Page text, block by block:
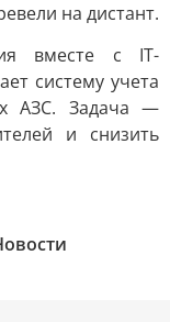
на дистант.
вместе с IT-
систему учета
АЗС. Задача —
и снизить